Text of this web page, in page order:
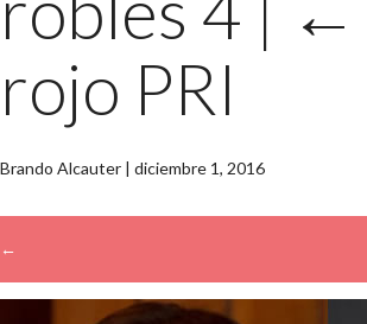
rojo PRI
Brando Alcauter | diciembre 1, 2016
←